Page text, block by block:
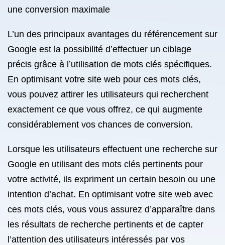
une conversion maximale
L’un des principaux avantages du référencement sur
Google est la possibilité d’effectuer un ciblage
précis grâce à l’utilisation de mots clés spécifiques.
En optimisant votre site web pour ces mots clés,
vous pouvez attirer les utilisateurs qui recherchent
exactement ce que vous offrez, ce qui augmente
considérablement vos chances de conversion.
Lorsque les utilisateurs effectuent une recherche sur
Google en utilisant des mots clés pertinents pour
votre activité, ils expriment un certain besoin ou une
intention d’achat. En optimisant votre site web avec
ces mots clés, vous vous assurez d’apparaître dans
les résultats de recherche pertinents et de capter
l’attention des utilisateurs intéressés par vos